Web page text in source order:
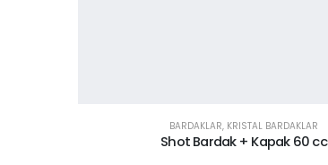
BARDAKLAR, KRISTAL BARDAKLAR
Shot Bardak + Kapak 60 cc